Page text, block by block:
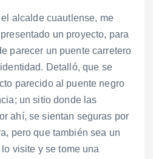
alcalde cuautlense, me
un proyecto, para
parecer un puente carretero
Detalló, que se
parecido al puente negro
un sitio donde las
ahí, se sientan seguras por
pero que también sea un
visite y se tome una